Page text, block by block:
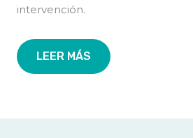
intervención.
LEER MÁS